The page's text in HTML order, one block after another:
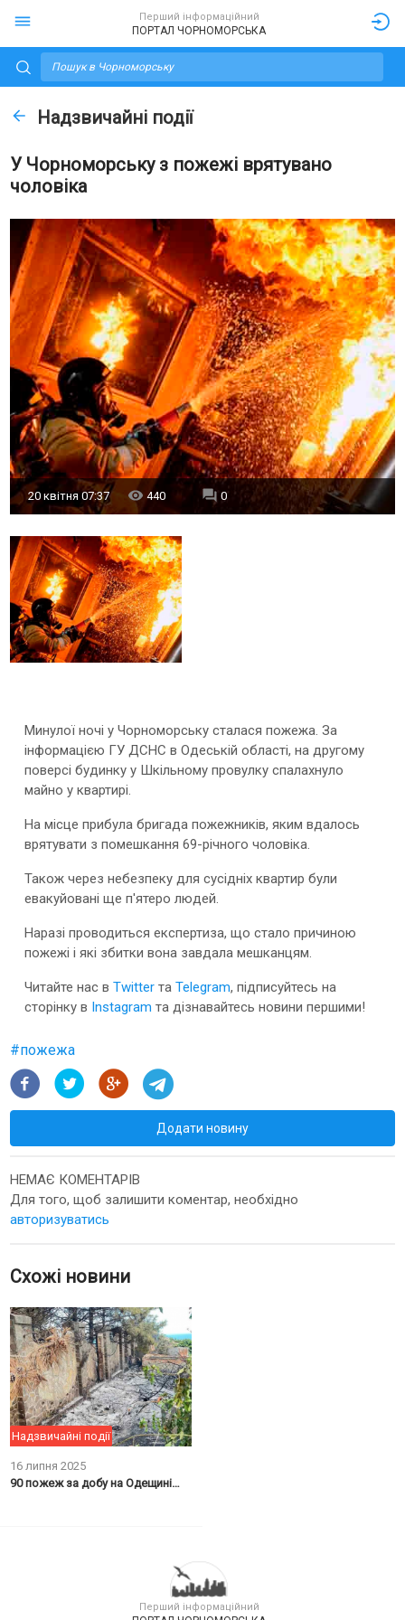
Перший інформаційний
ПОРТАЛ ЧОРНОМОРСЬКА
Надзвичайні події
У Чорноморську з пожежі врятувано
чоловіка
20 квітня 07:37 440 0
Минулої ночі у Чорноморську сталася пожежа. За
інформацією ГУ ДСНС в Одеській області, на другому
поверсі будинку у Шкільному провулку спалахнуло
майно у квартирі.
На місце прибула бригада пожежників, яким вдалось
врятувати з помешкання 69-річного чоловіка.
Також через небезпеку для сусідніх квартир були
евакуйовані ще п'ятеро людей.
Наразі проводиться експертиза, що стало причиною
пожежі і які збитки вона завдала мешканцям.
Читайте нас вTwitter таTelegram, підписуйтесь на
сторінку в Instagram та дізнавайтесь новини першими!
#пожежа
Додати новину
НЕМАЄ КОМЕНТАРІВ
Для того, щоб залишити коментар, необхідно
авторизуватись
Схожі новини
Надзвичайні події
16 липня 2025
90 пожеж за добу на Одещині: чорноморців попереджають про небезпеку
Перший інформаційний